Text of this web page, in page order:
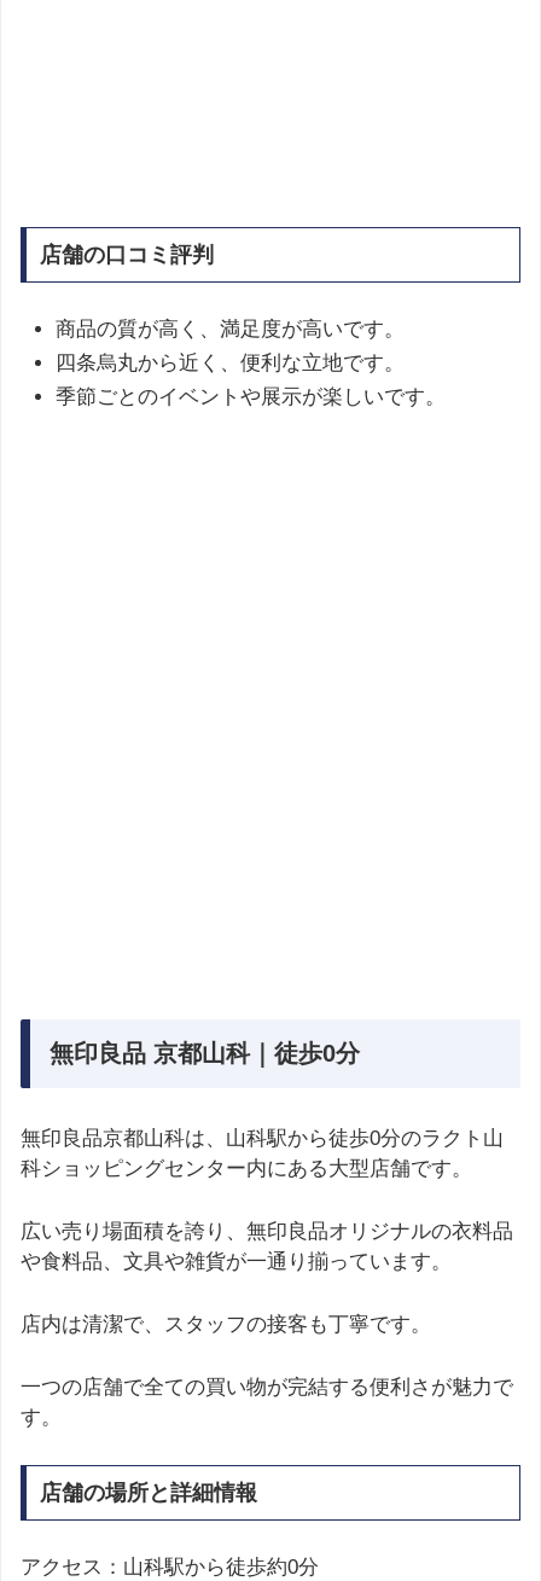
店舗の口コミ評判
商品の質が高く、満足度が高いです。
四条烏丸から近く、便利な立地です。
季節ごとのイベントや展示が楽しいです。
無印良品 京都山科｜徒歩0分
無印良品京都山科は、山科駅から徒歩0分のラクト山
科ショッピングセンター内にある大型店舗です。
広い売り場面積を誇り、無印良品オリジナルの衣料品
や食料品、文具や雑貨が一通り揃っています。
店内は清潔で、スタッフの接客も丁寧です。
一つの店舗で全ての買い物が完結する便利さが魅力で
す。
店舗の場所と詳細情報
アクセス：山科駅から徒歩約0分